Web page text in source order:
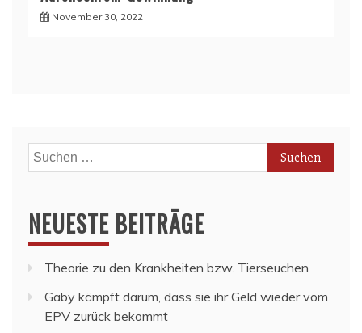
November 30, 2022
Suchen
nach:
NEUESTE BEITRÄGE
Theorie zu den Krankheiten bzw. Tierseuchen
Gaby kämpft darum, dass sie ihr Geld wieder vom
EPV zurück bekommt